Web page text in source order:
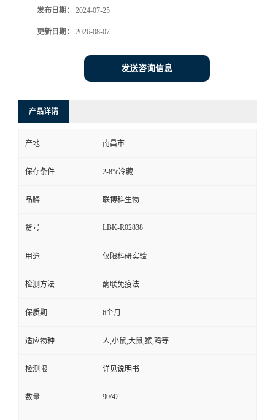
发布日期： 2024-07-25
更新日期： 2026-08-07
发送咨询信息
产品详请
产地 南昌市
保存条件 2-8°c冷藏
品牌 联博科生物
货号 LBK-R02838
用途 仅限科研实验
检测方法 酶联免疫法
保质期 6个月
适应物种 人,小鼠,大鼠,猴,鸡等
检测限 详见说明书
数量 90/42